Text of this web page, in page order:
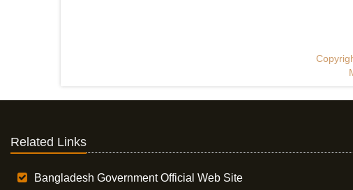
Related Links
Bangladesh Government Official Web Site